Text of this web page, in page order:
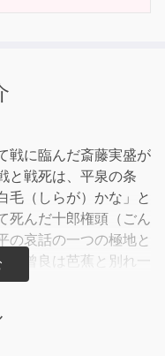
戦に臨んだ斎藤実盛が
と戦死は、平泉の条
毛（しらが）かな」と
死んだ十郎権頭（ごん
の哀話の一つの極地と
、曾良は芭蕉と別れ一
よりや」の句からは、